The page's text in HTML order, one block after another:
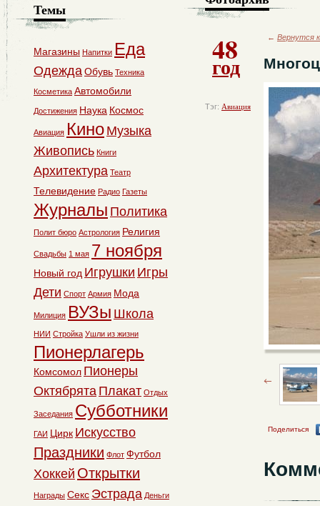
48
год
Тэг: Авиация
← Вернутся
Поделиться
Темы
Магазины Напитки Еда
ОдеждаОбувь Техника
Косметика Автомобили
Достижения Наука Космос
Авиация Кино Музыка
Живопись Книги
Архитектура Театр
Телевидение Радио Газеты
Журналы Политика
Полит бюро Астрология Религия
Свадьбы 1 мая 7 ноября
Новый год Игрушки Игры
Дети Спорт Армия Мода
Милиция ВУЗы Школа
НИИ Стройка Ушли из жизни
Пионерлагерь
Комсомол Пионеры
Октябрята Плакат Отдых
Заседания Субботники
ГАИ Цирк Искусство
Праздники Флот Футбол
Хоккей Открытки
Награды Секс Эстрада Деньги